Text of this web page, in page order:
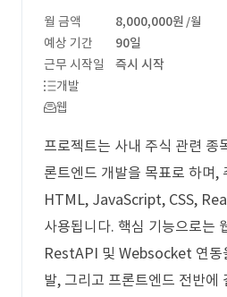
월 금액 8,000,000원 /월
예상 기간
90일
근무 시작일
즉시 시작
개발
웹
프로젝트는 사내 주식 관련 종
론트엔드 개발을 목표로 하며,
HTML, JavaScript, CSS,
사용됩니다. 핵심 기능으로는
RestAPI 및 Websocket 연동
발, 그리고 프론트엔드 전반에